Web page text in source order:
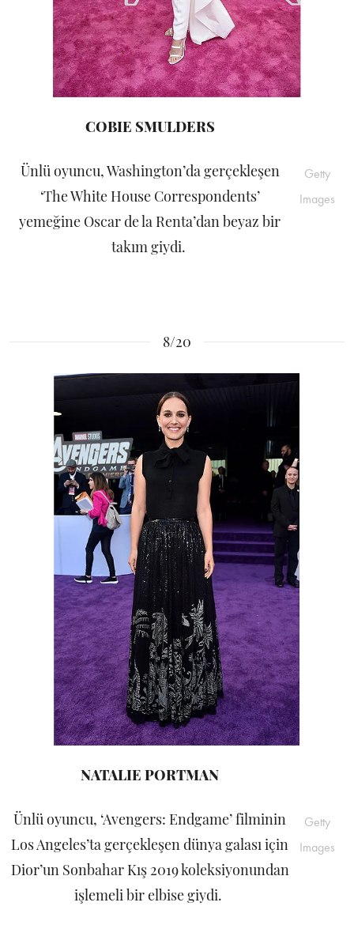
COBIE SMULDERS
Ünlü oyuncu, Washington’da gerçekleşen
‘The White House Correspondents’
yemeğine Oscar de la Renta’dan beyaz bir
takım giydi.
Getty
Images
8/20
NATALIE PORTMAN
Ünlü oyuncu, ‘Avengers: Endgame’ filminin
Los Angeles’ta gerçekleşen dünya galası için
Dior’un Sonbahar Kış 2019 koleksiyonundan
işlemeli bir elbise giydi.
Getty
Images